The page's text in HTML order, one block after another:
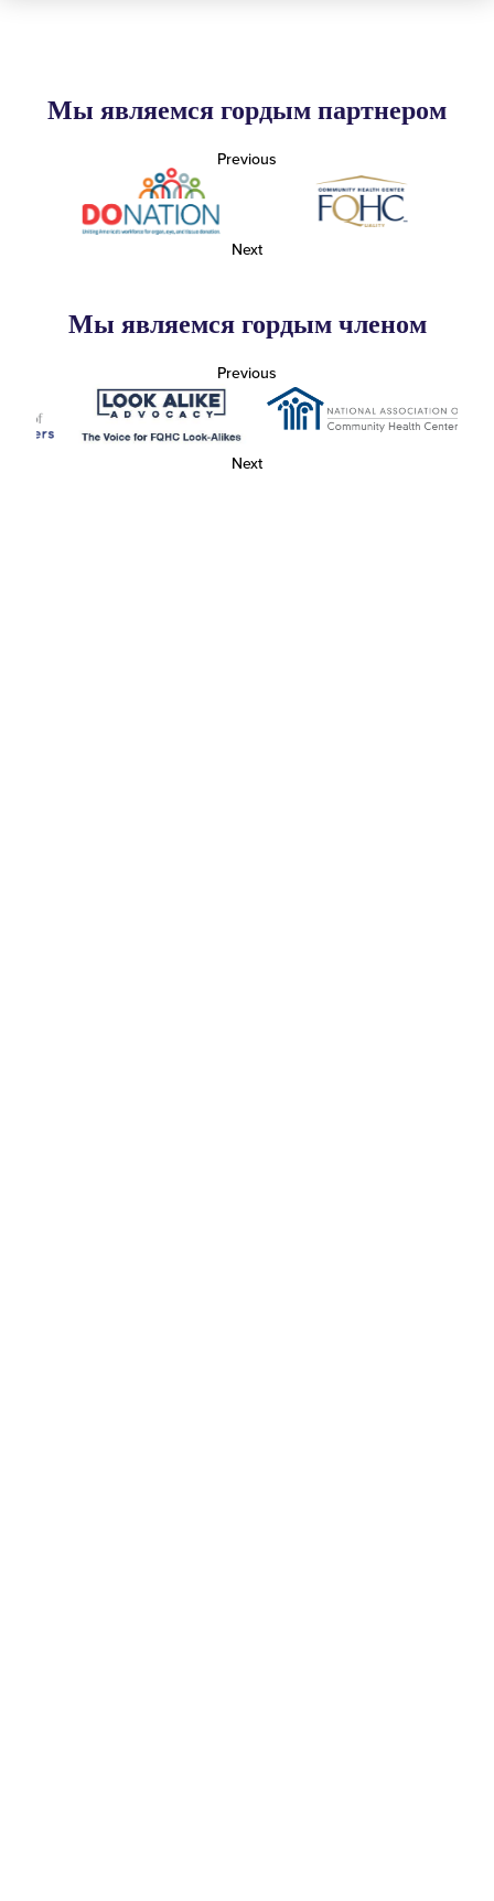
Мы являемся гордым партнером
Previous
Next
Мы являемся гордым членом
Previous
Next